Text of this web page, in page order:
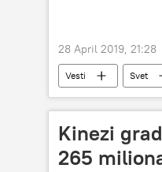
28 April 2019, 21:28
Vesti Svet
Kinezi
265